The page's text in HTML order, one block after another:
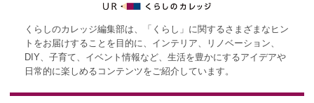
くらしのカレッジ編集部は、「くらし」に関するさまざまなヒン
トをお届けすることを目的に、インテリア、リノベーション、
DIY、子育て、イベント情報など、生活を豊かにするアイデアや
日常的に楽しめるコンテンツをご紹介しています。